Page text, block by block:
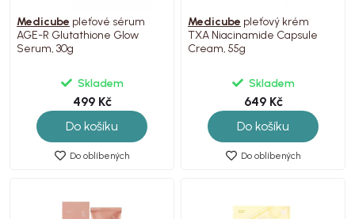
Medicube pleťové sérum
AGE-R Glutathione Glow
Serum, 30g
Skladem
499 Kč
Do košíku
Do oblíbených
Medicube pleťový krém
TXA Niacinamide Capsule
Cream, 55g
Skladem
649 Kč
Do košíku
Do oblíbených